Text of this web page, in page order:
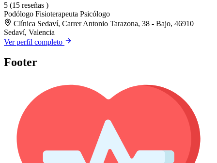
5 (15 reseñas )
Podólogo Fisioterapeuta Psicólogo
Clínica Sedaví, Carrer Antonio Tarazona, 38 - Bajo, 46910
Sedaví, Valencia
Ver perfil completo
Footer